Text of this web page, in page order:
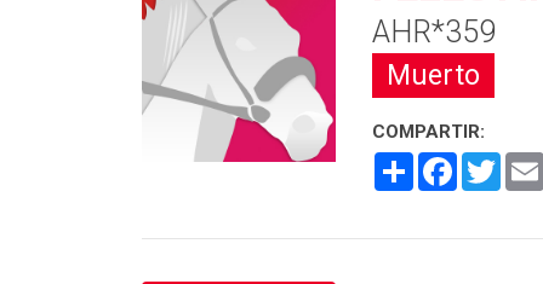
AHR*359
Muerto
COMPARTIR:
Share Facebook